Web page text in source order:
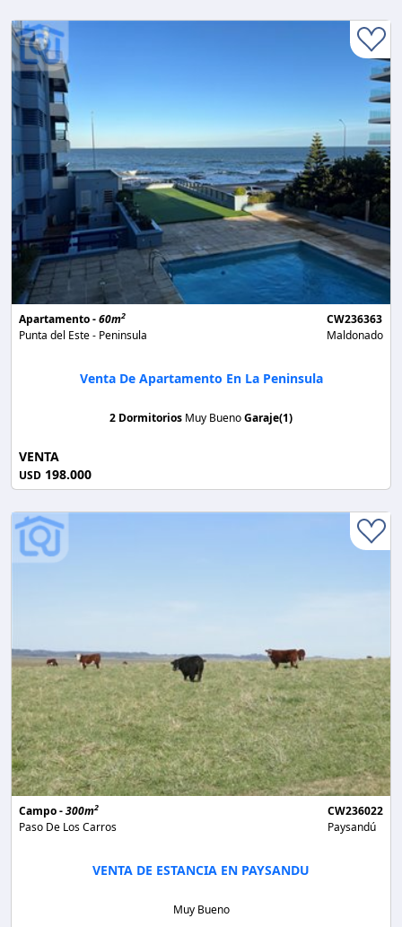
Apartamento -60m2
Punta del Este - Peninsula
CW236363
Maldonado
Venta De Apartamento En La Peninsula
2 Dormitorios Muy BuenoGaraje(1)
VENTA
USD 198.000
Campo -300m2
Paso De Los Carros
CW236022
Paysandú
VENTA DE ESTANCIA EN PAYSANDU
Muy Bueno